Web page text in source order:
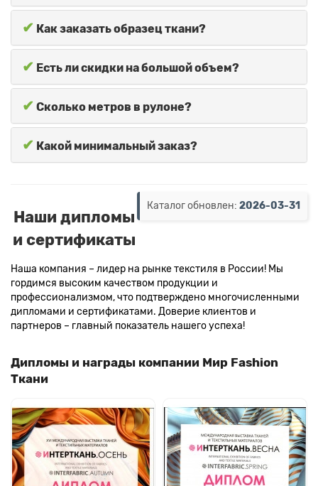
✔ Как заказать образец ткани?
✔ Есть ли скидки на большой объем?
✔ Сколько метров в рулоне?
✔ Какой минимальный заказ?
Каталог обновлен: 2026-03-31
Наши дипломы
и сертификаты
Наша компания – лидер на рынке текстиля в России! Мы
гордимся высоким качеством продукции и
профессионализмом, что подтверждено многочисленными
дипломами и сертификатами. Доверие клиентов и
партнеров – главный показатель нашего успеха!
Дипломы и награды компании Мир Fashion
Ткани